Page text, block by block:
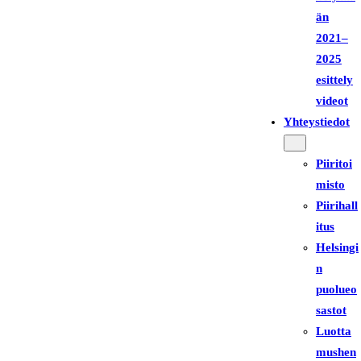
än
2021–
2025
esittely
videot
Yhteystiedot
Piiritoi
misto
Piirihall
itus
Helsingi
n
puolueo
sastot
Luotta
mushen